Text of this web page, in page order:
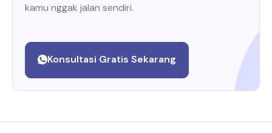
kamu nggak jalan sendiri.
Konsultasi Gratis Sekarang